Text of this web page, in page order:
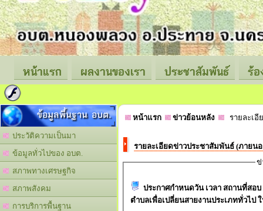
หน้าแรก ผลงานของเรา ประชาสัมพันธ์ ร้
ข้อมูลพื้นฐาน อบต.
ประวัติความเป็นมา
ข้อมูลทั่วไปของ อบต.
สภาพทางเศรษฐกิจ
สภาพสังคม
การบริการพื้นฐาน
หน้าแรก ข่าวย้อนหลัง รายละเ
รายละเอียดข่าวประชาสัมพันธ์ (ภายน
ข่
ประกาศกำหนดวัน เวลา สถานที่สอ
ตำบลเพื่อเปลี่ยนสายงานประเภททั่วไป